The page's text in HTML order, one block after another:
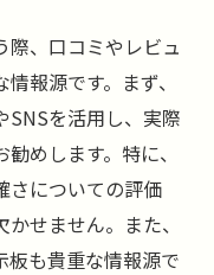
際、口コミやレビュ
報源です。まず、
SNSを活用し、実際
めします。特に、
さについての評価
せません。また、
板も貴重な情報源で